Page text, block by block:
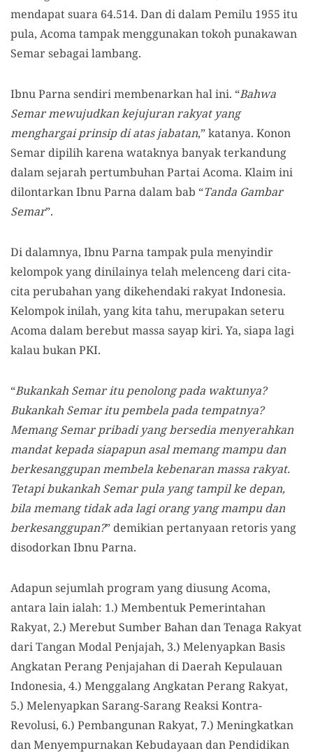
mendapat suara 64.514. Dan di dalam Pemilu 1955 itu
pula, Acoma tampak menggunakan tokoh punakawan
Semar sebagai lambang.
Ibnu Parna sendiri membenarkan hal ini. “Bahwa
Semar mewujudkan kejujuran rakyat yang
menghargai prinsip di atas jabatan,” katanya. Konon
Semar dipilih karena wataknya banyak terkandung
dalam sejarah pertumbuhan Partai Acoma. Klaim ini
dilontarkan Ibnu Parna dalam bab “Tanda Gambar
Semar”.
Di dalamnya, Ibnu Parna tampak pula menyindir
kelompok yang dinilainya telah melenceng dari cita-
cita perubahan yang dikehendaki rakyat Indonesia.
Kelompok inilah, yang kita tahu, merupakan seteru
Acoma dalam berebut massa sayap kiri. Ya, siapa lagi
kalau bukan PKI.
“Bukankah Semar itu penolong pada waktunya?
Bukankah Semar itu pembela pada tempatnya?
Memang Semar pribadi yang bersedia menyerahkan
mandat kepada siapapun asal memang mampu dan
berkesanggupan membela kebenaran massa rakyat.
Tetapi bukankah Semar pula yang tampil ke depan,
bila memang tidak ada lagi orang yang mampu dan
berkesanggupan?” demikian pertanyaan retoris yang
disodorkan Ibnu Parna.
Adapun sejumlah program yang diusung Acoma,
antara lain ialah: 1.) Membentuk Pemerintahan
Rakyat, 2.) Merebut Sumber Bahan dan Tenaga Rakyat
dari Tangan Modal Penjajah, 3.) Melenyapkan Basis
Angkatan Perang Penjajahan di Daerah Kepulauan
Indonesia, 4.) Menggalang Angkatan Perang Rakyat,
5.) Melenyapkan Sarang-Sarang Reaksi Kontra-
Revolusi, 6.) Pembangunan Rakyat, 7.) Meningkatkan
dan Menyempurnakan Kebudayaan dan Pendidikan